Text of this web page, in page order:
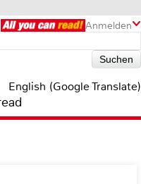
Anmelden
English (Google Translate)